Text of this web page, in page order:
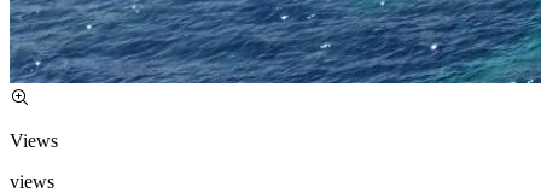
Views
views